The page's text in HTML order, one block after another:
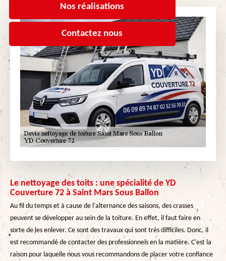
Nos réalisations
Contactez nous
Le nettoyage des toits : une spécialité de YD
Couverture 72 à Saint Mars Sous Ballon
Au fil du temps et à cause de l'alternance des saisons, des crasses
peuvent se développer au sein de la toiture. En effet, il faut faire en
sorte de les enlever. Ce sont des travaux qui sont très difficiles. Donc, il
est recommandé de contacter des professionnels en la matière. C'est la
raison pour laquelle nous vous recommandons de placer votre confiance